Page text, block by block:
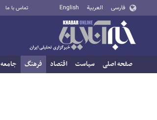
فارسی العربية English تماس با ما
صفحه اصلی سیاست اقتصاد فرهنگ جامعه